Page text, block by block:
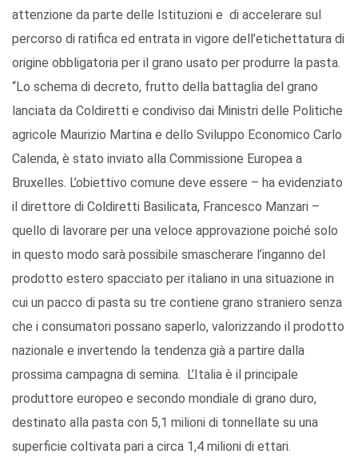
attenzione da parte delle Istituzioni e di accelerare sul
percorso di ratifica ed entrata in vigore dell’etichettatura di
origine obbligatoria per il grano usato per produrre la pasta.
“Lo schema di decreto, frutto della battaglia del grano
lanciata da Coldiretti e condiviso dai Ministri delle Politiche
agricole Maurizio Martina e dello Sviluppo Economico Carlo
Calenda, è stato inviato alla Commissione Europea a
Bruxelles. L’obiettivo comune deve essere – ha evidenziato
il direttore di Coldiretti Basilicata, Francesco Manzari –
quello di lavorare per una veloce approvazione poiché solo
in questo modo sarà possibile smascherare l’inganno del
prodotto estero spacciato per italiano in una situazione in
cui un pacco di pasta su tre contiene grano straniero senza
che i consumatori possano saperlo, valorizzando il prodotto
nazionale e invertendo la tendenza già a partire dalla
prossima campagna di semina. L’Italia è il principale
produttore europeo e secondo mondiale di grano duro,
destinato alla pasta con 5,1 milioni di tonnellate su una
superficie coltivata pari a circa 1,4 milioni di ettari.